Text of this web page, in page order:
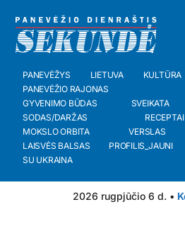
PANEVĖŽYS LIETUVA KULTŪRA
PANEVĖŽIO RAJONAS
GYVENIMO BŪDAS
SVEIKATA
SODAS/DARŽAS
RECEPTAI
MOKSLO ORBITA
VERSLAS
LAISVĖS BALSAS
PROFILIS_JAUNI
SU UKRAINA
2026 rugpjūčio 6 d. •